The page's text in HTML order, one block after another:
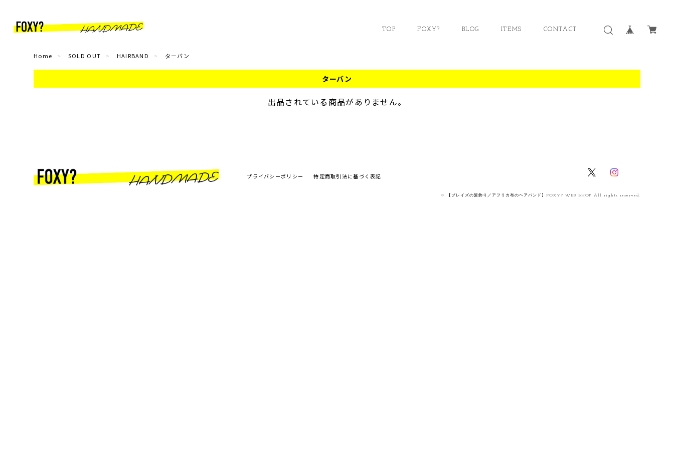
TOP FOXY? BLOG ITEMS CONTACT
Home SOLD OUT HAIRBAND ターバン
ターバン
出品されている商品がありません。
プライバシーポリシー 特定商取引法に基づく表記
© 【ブレイズの髪飾り／アフリカ布のヘアバンド】FOXY? WEB SHOP All rights reserved.